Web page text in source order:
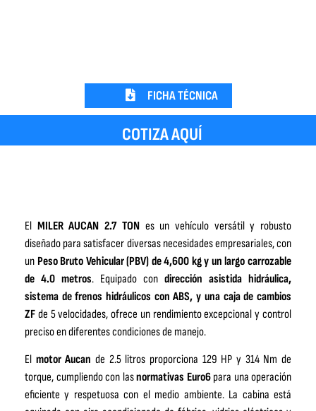
FICHA TÉCNICA
COTIZA AQUÍ
El MILER AUCAN 2.7 TON es un vehículo versátil y robusto
diseñado para satisfacer diversas necesidades empresariales, con
un Peso Bruto Vehicular (PBV) de 4,600 kg y un largo carrozable
de 4.0 metros. Equipado con dirección asistida hidráulica,
sistema de frenos hidráulicos con ABS, y una caja de cambios
ZF de 5 velocidades, ofrece un rendimiento excepcional y control
preciso en diferentes condiciones de manejo.
El motor Aucan de 2.5 litros proporciona 129 HP y 314 Nm de
torque, cumpliendo con lasnormativas Euro6para una operación
eficiente y respetuosa con el medio ambiente. La cabina está